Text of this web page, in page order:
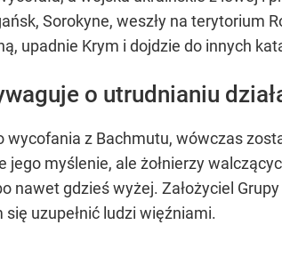
Sorokyne, weszły na terytorium
upadnie Krym i dojdzie do innych
o utrudnianiu
wycofania z Bachmutu, wówczas
jego myślenie, ale żołnierzy
nawet gdzieś wyżej. Założyciel
uzupełnić ludzi więźniami.